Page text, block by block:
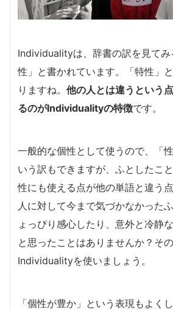
Individualityは、辞書の訳を見てみ
性」と書かれています。「特性」
りますね。 他の人とは違うという
るのがIndividualityの特徴です。
一般的な個性として使うので、「
いう訳もできますが、ふとしたこ
性にも使える点が他の単語と違う
人に対して今まで気づかなかった
ょっぴり感心したり、意外と冷静
と思ったことはありませんか？そ
Individualityを使いましょう。
「個性が豊か」という表現もよく